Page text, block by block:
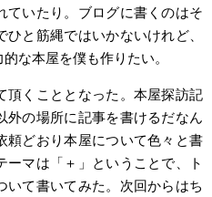
ていたり。ブログに書くのはそ
と筋縄ではいかないけれど、
な本屋を僕も作りたい。
頂くこととなった。本屋探訪記
外の場所に記事を書けるだなん
頼どおり本屋について色々と書
ーマは「＋」ということで、ト
いて書いてみた。次回からはち